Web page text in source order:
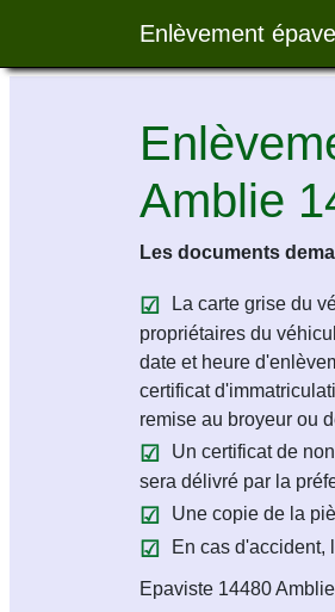
Enlèvement
Amblie
Les documents
La carte grise du
propriétaires du
date et heure
certificat
remise au broyeur ou
Un certificat de
sera délivré par la
Une copie de la
En cas d'accident,
Epaviste 14480 Amblie